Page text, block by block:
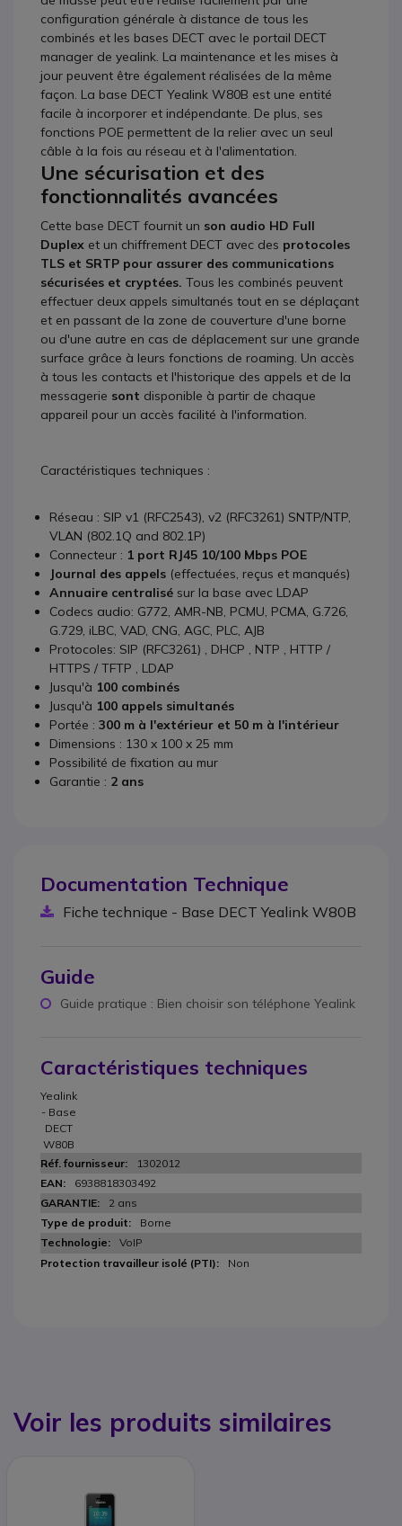
configuration générale à distance de tous les
combinés et les bases DECT avec le portail DECT
manager de yealink. La maintenance et les mises à
jour peuvent être également réalisées de la même
façon. La base DECT Yealink W80B est une entité
facile à incorporer et indépendante. De plus, ses
fonctions POE permettent de la relier avec un seul
câble à la fois au réseau et à l'alimentation.
Une sécurisation et des
fonctionnalités avancées
Cette base DECT fournit un son audio HD Full
Duplex et un chiffrement DECT avec des protocoles
TLS et SRTP pour assurer des communications
sécurisées et cryptées. Tous les combinés peuvent
effectuer deux appels simultanés tout en se déplaçant
et en passant de la zone de couverture d'une borne
ou d'une autre en cas de déplacement sur une grande
surface grâce à leurs fonctions de roaming. Un accès
à tous les contacts et l'historique des appels et de la
messagerie sont disponible à partir de chaque
appareil pour un accès facilité à l'information.
Caractéristiques techniques :
Réseau : SIP v1 (RFC2543), v2 (RFC3261) SNTP/NTP,
VLAN (802.1Q and 802.1P)
Connecteur : 1 port RJ45 10/100 Mbps POE
Journal des appels (effectuées, reçus et manqués)
Annuaire centralisé sur la base avec LDAP
Codecs audio: G772, AMR-NB, PCMU, PCMA, G.726,
G.729, iLBC, VAD, CNG, AGC, PLC, AJB
Protocoles: SIP (RFC3261) , DHCP , NTP , HTTP /
HTTPS / TFTP , LDAP
Jusqu'à 100 combinés
Jusqu'à 100 appels simultanés
Portée : 300 m à l'extérieur et 50 m à l'intérieur
Dimensions : 130 x 100 x 25 mm
Possibilité de fixation au mur
Garantie : 2 ans
Documentation Technique
Fiche technique - Base DECT Yealink W80B
Guide
Guide pratique : Bien choisir son téléphone Yealink
Caractéristiques techniques
Yealink
- Base
DECT
W80B
1302012
6938818303492
2 ans
Borne
VoIP
Non
Voir les produits similaires